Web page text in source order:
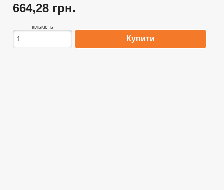
664,28 грн.
кількість